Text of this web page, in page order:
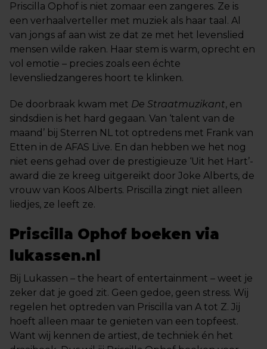
Priscilla Ophof is niet zomaar een zangeres. Ze is
een verhaalverteller met muziek als haar taal. Al
van jongs af aan wist ze dat ze met het levenslied
mensen wilde raken. Haar stem is warm, oprecht en
vol emotie – precies zoals een échte
levensliedzangeres hoort te klinken.
De doorbraak kwam met De Straatmuzikant, en
sindsdien is het hard gegaan. Van ‘talent van de
maand’ bij Sterren NL tot optredens met Frank van
Etten in de AFAS Live. En dan hebben we het nog
niet eens gehad over de prestigieuze ‘Uit het Hart’-
award die ze kreeg uitgereikt door Joke Alberts, de
vrouw van Koos Alberts. Priscilla zingt niet alleen
liedjes, ze leeft ze.
Priscilla Ophof boeken via
lukassen.nl
Bij Lukassen – the heart of entertainment – weet je
zeker dat je goed zit. Geen gedoe, geen stress. Wij
regelen het optreden van Priscilla van A tot Z. Jij
hoeft alleen maar te genieten van een topfeest.
Want wij kennen de artiest, de techniek én het